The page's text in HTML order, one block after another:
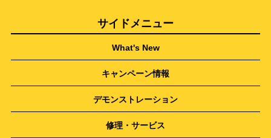
サイドメニュー
What's New
キャンペーン情報
デモンストレーション
修理・サービス